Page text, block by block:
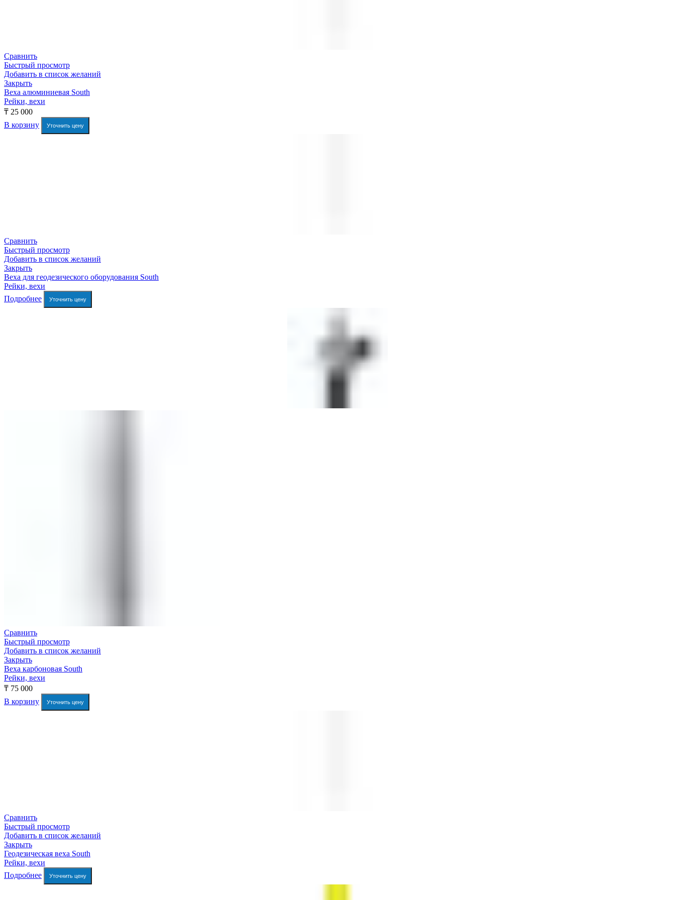
Сравнить
Быстрый просмотр
Добавить в список желаний
Закрыть
Веха алюминиевая South
Рейки, вехи
₸ 25 000
В корзину
Уточнить цену
Сравнить
Быстрый просмотр
Добавить в список желаний
Закрыть
Веха для геодезического оборудования South
Рейки, вехи
Подробнее
Уточнить цену
Сравнить
Быстрый просмотр
Добавить в список желаний
Закрыть
Веха карбоновая South
Рейки, вехи
₸ 75 000
В корзину
Уточнить цену
Сравнить
Быстрый просмотр
Добавить в список желаний
Закрыть
Геодезическая веха South
Рейки, вехи
Подробнее
Уточнить цену